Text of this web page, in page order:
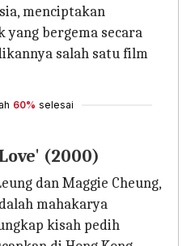
menciptakan
yang bergema secara
salah satu film
60% selesai
(2000)
dan Maggie Cheung,
mahakarya
kisah pedih